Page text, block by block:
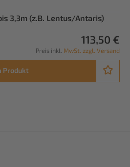
3,3m (z.B. Lentus/Antaris)
113,50 €
Preis inkl. MwSt. zzgl. Versand
Produkt